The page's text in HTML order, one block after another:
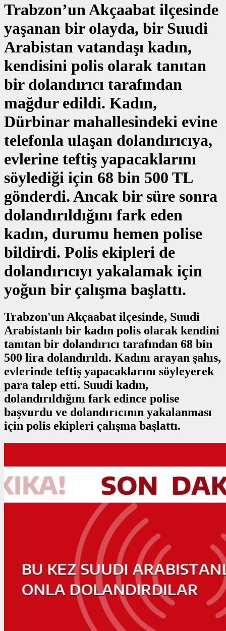
Trabzon’un Akçaabat ilçesinde
yaşanan bir olayda, bir Suudi
Arabistan vatandaşı kadın,
kendisini polis olarak tanıtan
bir dolandırıcı tarafından
mağdur edildi. Kadın,
Dürbinar mahallesindeki evine
telefonla ulaşan dolandırıcıya,
evlerine teftiş yapacaklarını
söylediği için 68 bin 500 TL
gönderdi. Ancak bir süre sonra
dolandırıldığını fark eden
kadın, durumu hemen polise
bildirdi. Polis ekipleri de
dolandırıcıyı yakalamak için
yoğun bir çalışma başlattı.
Trabzon'un Akçaabat ilçesinde, Suudi
Arabistanlı bir kadın polis olarak kendini
tanıtan bir dolandırıcı tarafından 68 bin
500 lira dolandırıldı. Kadını arayan şahıs,
evlerinde teftiş yapacaklarını söyleyerek
para talep etti. Suudi kadın,
dolandırıldığını fark edince polise
başvurdu ve dolandırıcının yakalanması
için polis ekipleri çalışma başlattı.